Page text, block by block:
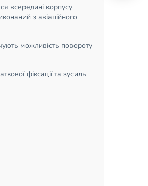
всередині корпусу
з авіаційного
можливість повороту
фіксації та зусиль